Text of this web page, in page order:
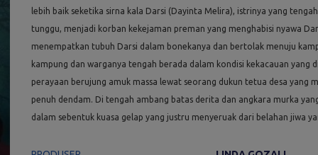
lebih baik seketika sirna kala Darsi (Dayinta Melira), istrinya yang
tunggu, menjadi korban kekejaman preman yang menghabisi nyawa
menempatkan tubuh Darsi dalam bonekanya dan bertolak menuju
kampung dan warganya tengah berada dalam kondisi kekacauan yang
perayaan berujung amuk massa lewat seorang dukun tetua desa
penuh dendam. Di tengah ambang batas derita dan angkara murka
dalam sebentuk kuasa gelap yang justru menyeruak dari belahan jiwa